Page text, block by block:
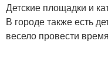
Детские площадки и
В городе также есть
весело провести